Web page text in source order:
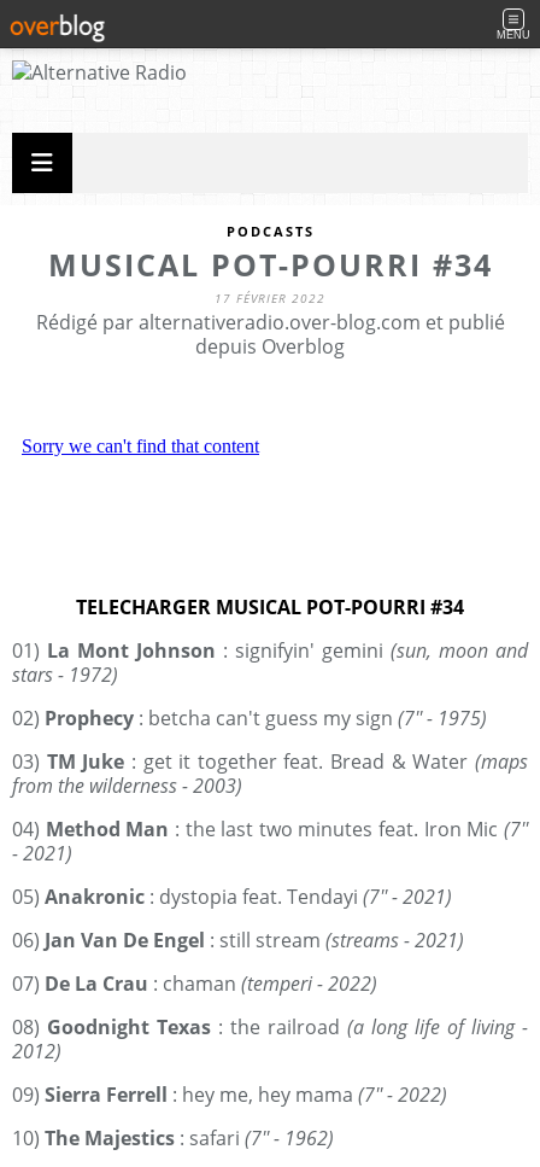
MENU
PODCASTS
MUSICAL POT-POURRI #34
17 FÉVRIER 2022
Rédigé par alternativeradio.over-blog.com et publié
depuis Overblog
TELECHARGER MUSICAL POT-POURRI #34
01) La Mont Johnson : signifyin' gemini (sun, moon and
stars - 1972)
02) Prophecy : betcha can't guess my sign (7'' - 1975)
03) TM Juke : get it together feat. Bread & Water(maps
from the wilderness - 2003)
04) Method Man : the last two minutes feat. Iron Mic (7''
- 2021)
05) Anakronic : dystopia feat. Tendayi (7'' - 2021)
06) Jan Van De Engel : still stream (streams - 2021)
07) De La Crau : chaman (temperi - 2022)
08) Goodnight Texas : the railroad (a long life of living -
2012)
09) Sierra Ferrell : hey me, hey mama (7'' - 2022)
10) The Majestics : safari (7'' - 1962)